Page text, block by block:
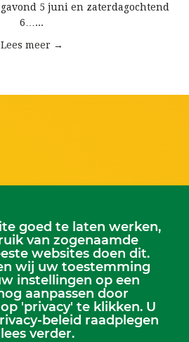
5 juni en zaterdagochtend
6…...
Lees meer →
goed te laten werken,
van zogenaamde
websites doen dit.
wij uw toestemming
instellingen op een
aanpassen door
'privacy' te klikken. U
beleid raadplegen
verder.